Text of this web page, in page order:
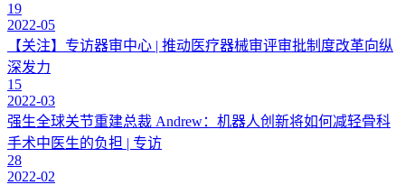
19
2022-05
【关注】专访器审中心 | 推动医疗器械审评审批制度改革向纵
深发力
15
2022-03
强生全球关节重建总裁 Andrew：机器人创新将如何减轻骨科
手术中医生的负担 | 专访
28
2022-02